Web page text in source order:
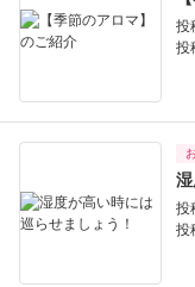
投
投
投
投